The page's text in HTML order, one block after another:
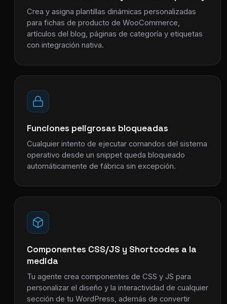
Crea y asigna plantillas dinámicas personalizadas
para fichas de producto de WooCommerce,
artículos del blog, páginas de categoría y etiquetas
con integración nativa.
Funciones peligrosas bloqueadas
Cualquier intento de ejecutar comandos del sistema
operativo desde un snippet queda bloqueado
automáticamente de fábrica sin excepción.
Componentes CSS/JS y Shortcodes a la
medida
Tu agente crea componentes de CSS y JS para
personalizar el diseño y la interactividad de cualquier
sección de tu WordPress, además de convertir